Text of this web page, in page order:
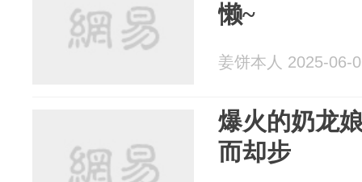
懒~
姜饼本人 2025-06-
爆火的奶龙
而却步